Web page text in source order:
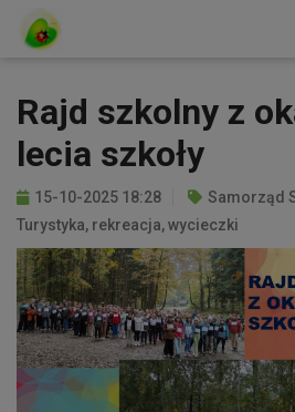
Rajd szkolny z
lecia szkoły
15-10-2025 18:28 Samorząd
Turystyka, rekreacja, wycieczki